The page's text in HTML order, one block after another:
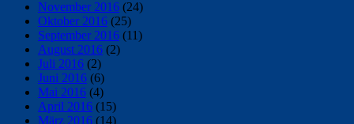
November 2016 (24)
Oktober 2016 (25)
September 2016 (11)
August 2016 (2)
Juli 2016 (2)
Juni 2016 (6)
Mai 2016 (4)
April 2016 (15)
März 2016 (14)